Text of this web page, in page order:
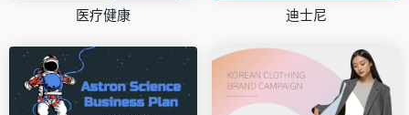
医疗健康 迪士尼